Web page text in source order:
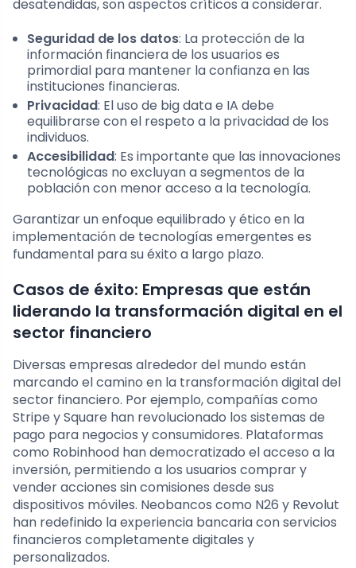
desatendidas, son aspectos críticos a considerar.
Seguridad de los datos: La protección de la
información financiera de los usuarios es
primordial para mantener la confianza en las
instituciones financieras.
Privacidad: El uso de big data e IA debe
equilibrarse con el respeto a la privacidad de los
individuos.
Accesibilidad: Es importante que las innovaciones
tecnológicas no excluyan a segmentos de la
población con menor acceso a la tecnología.
Garantizar un enfoque equilibrado y ético en la
implementación de tecnologías emergentes es
fundamental para su éxito a largo plazo.
Casos de éxito: Empresas que están
liderando la transformación digital en el
sector financiero
Diversas empresas alrededor del mundo están
marcando el camino en la transformación digital del
sector financiero. Por ejemplo, compañías como
Stripe y Square han revolucionado los sistemas de
pago para negocios y consumidores. Plataformas
como Robinhood han democratizado el acceso a la
inversión, permitiendo a los usuarios comprar y
vender acciones sin comisiones desde sus
dispositivos móviles. Neobancos como N26 y Revolut
han redefinido la experiencia bancaria con servicios
financieros completamente digitales y
personalizados.